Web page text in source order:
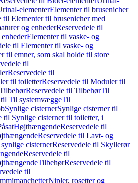
elementerElementer til brusenicher
til Elementer til brusenicher med
og enhederReservedele til
Elementer til vaske- og
til Elementer til vaske- og
til emner, som skal holde til store
til
Reservedele til
til toiletterReservedele til Moduler til
TilbehørReservedele til TilbehørTil
til Til systemvæggeTil
Synlige cisternerSynlige cisterner til
til Synlige cisterner til toiletter, i
HøjthængendeReservedele til
Reservedele til Lavt- og
cisternerReservedele til Skyllerør
Reservedele til
TilbehørReservedele til
til
Nipler, rosetter og